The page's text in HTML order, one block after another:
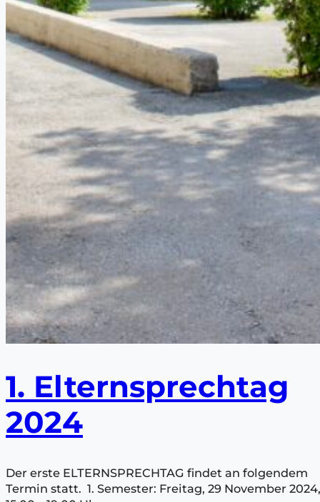
1. Elternsprechtag
2024
Der erste ELTERNSPRECHTAG findet an folgendem
Termin statt. 1. Semester: Freitag, 29 November 2024,